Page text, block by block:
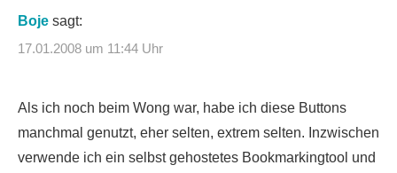
Boje sagt:
17.01.2008 um 11:44 Uhr
Als ich noch beim Wong war, habe ich diese Buttons
manchmal genutzt, eher selten, extrem selten. Inzwischen
verwende ich ein selbst gehostetes Bookmarkingtool und